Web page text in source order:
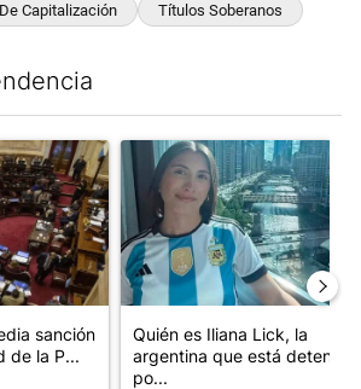
Capitalización Títulos Soberanos
con el título "El Senado dio media
sanción
de la P...
Un artículo de tendencia con
Quién es Iliana Lick, la
argentina que está detenida
po...